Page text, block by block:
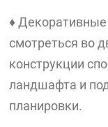
♦
смотреться во
конструкции
ландшафта и
планировки.